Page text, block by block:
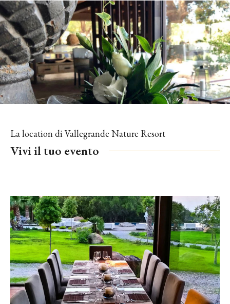
La location di Vallegrande Nature Resort
Vivi il tuo evento